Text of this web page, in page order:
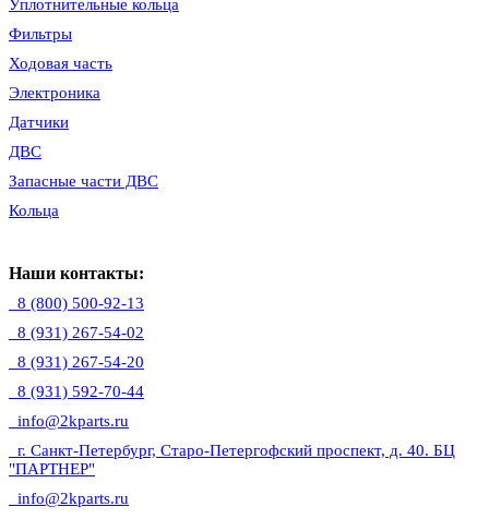
Уплотнительные кольца
Фильтры
Ходовая часть
Электроника
Датчики
ДВС
Запасные части ДВС
Кольца
Наши контакты:
8 (800) 500-92-13
8 (931) 267-54-02
8 (931) 267-54-20
8 (931) 592-70-44
info@2kparts.ru
г. Санкт-Петербург, Старо-Петергофский проспект, д. 40. БЦ
"ПАРТНЕР"
info@2kparts.ru